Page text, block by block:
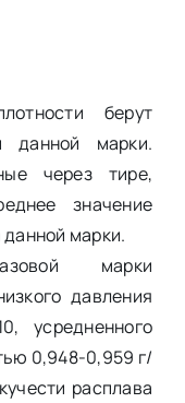
берут
данной марки.
через тире,
значение
данной марки.
марки
давления
усредненного
0,948-0,959 г/
расплава